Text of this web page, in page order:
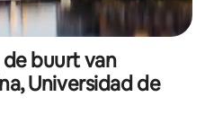
buurt van
Universidad de